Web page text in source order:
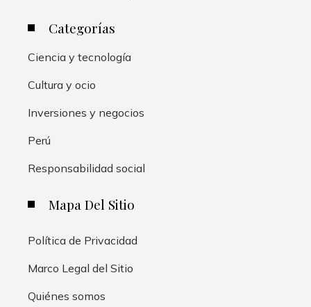
Categorías
Ciencia y tecnología
Cultura y ocio
Inversiones y negocios
Perú
Responsabilidad social
Mapa Del Sitio
Política de Privacidad
Marco Legal del Sitio
Quiénes somos